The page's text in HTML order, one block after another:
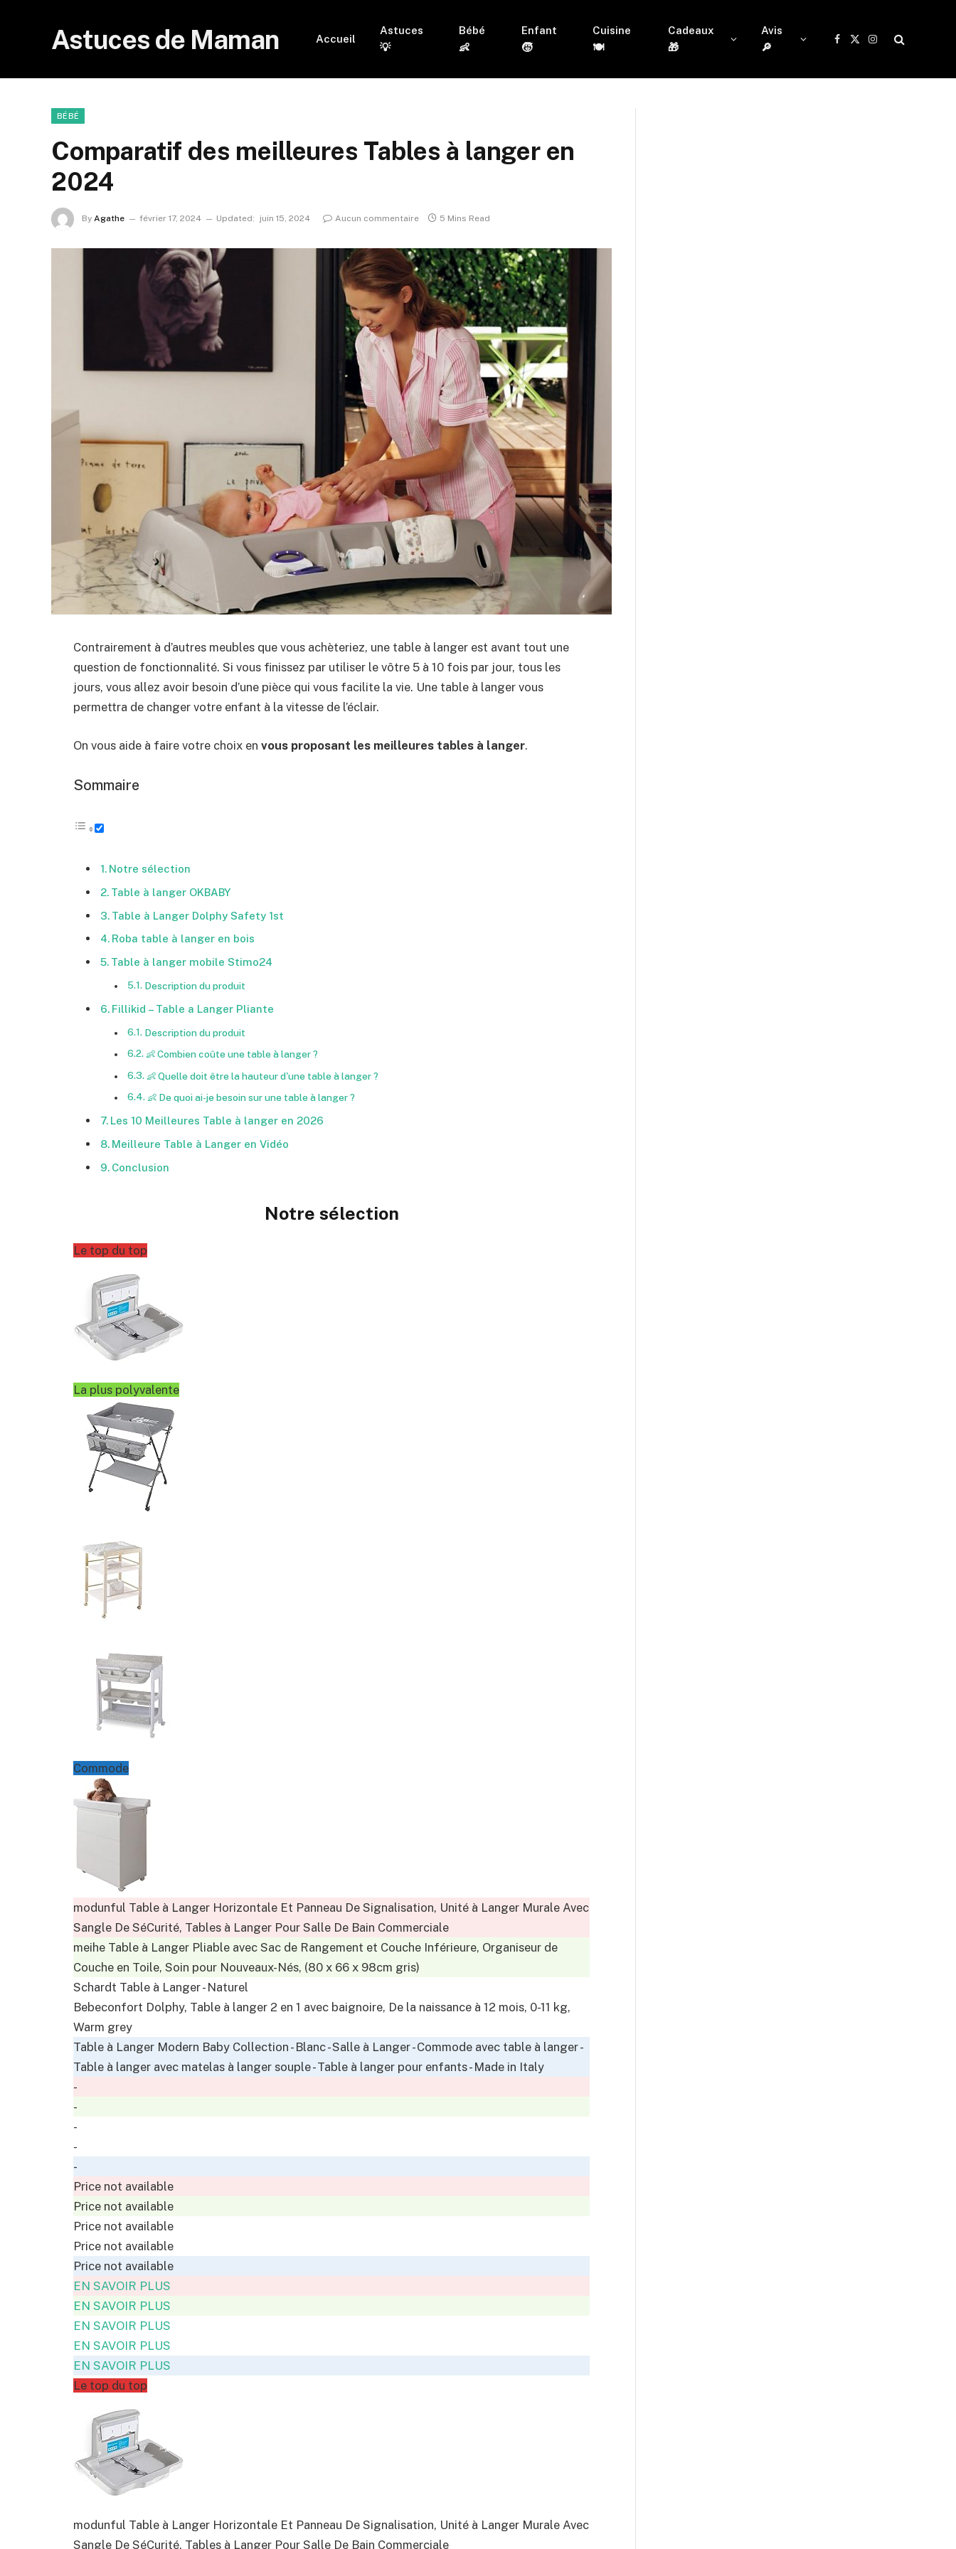
Astuces de Maman Accueil
Astuces
💡
Bébé
👶
Enfant
🧒
Cuisine
🍽
Cadeaux
🎁
Avis
🔎
Facebook
X
Instagram
BÉBÉ
Comparatif des meilleures Tables à langer en
2024
By Agathe février 17, 2024 Updated: juin 15, 2024 Aucun commentaire 5 Mins Read
Contrairement à d’autres meubles que vous achèteriez, une table à langer est avant tout une
question de fonctionnalité. Si vous finissez par utiliser le vôtre 5 à 10 fois par jour, tous les
jours, vous allez avoir besoin d’une pièce qui vous facilite la vie. Une table à langer vous
permettra de changer votre enfant à la vitesse de l’éclair.
On vous aide à faire votre choix en vous proposant les meilleures tables à langer.
Sommaire
Notre sélection
Table à langer OKBABY
Table à Langer Dolphy Safety 1st
Roba table à langer en bois
Table à langer mobile Stimo24
Description du produit
Fillikid – Table a Langer Pliante
Description du produit
👶 Combien coûte une table à langer ?
👶 Quelle doit être la hauteur d'une table à langer ?
👶 De quoi ai-je besoin sur une table à langer ?
Les 10 Meilleures Table à langer en 2026
Meilleure Table à Langer en Vidéo
Conclusion
Notre sélection
Le top du top
La plus polyvalente
Commode
modunful Table à Langer Horizontale Et Panneau De Signalisation, Unité à Langer Murale Avec
Sangle De SéCurité, Tables à Langer Pour Salle De Bain Commerciale
meihe Table à Langer Pliable avec Sac de Rangement et Couche Inférieure, Organiseur de
Couche en Toile, Soin pour Nouveaux-Nés, (80 x 66 x 98cm gris)
Schardt Table à Langer - Naturel
Bebeconfort Dolphy, Table à langer 2 en 1 avec baignoire, De la naissance à 12 mois, 0-11 kg,
Warm grey
Table à Langer Modern Baby Collection - Blanc - Salle à Langer - Commode avec table à langer -
Table à langer avec matelas à langer souple - Table à langer pour enfants - Made in Italy
-
-
-
-
-
Price not available
Price not available
Price not available
Price not available
Price not available
EN SAVOIR PLUS
EN SAVOIR PLUS
EN SAVOIR PLUS
EN SAVOIR PLUS
EN SAVOIR PLUS
Le top du top
modunful Table à Langer Horizontale Et Panneau De Signalisation, Unité à Langer Murale Avec
Sangle De SéCurité, Tables à Langer Pour Salle De Bain Commerciale